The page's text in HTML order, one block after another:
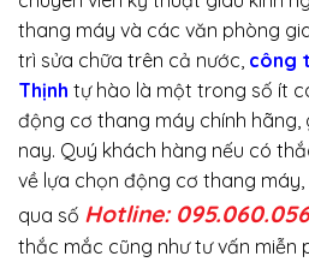
thang máy và các văn phòng
trì sửa chữa trên cả nước, công
Thịnh tự hào là một trong số ít
động cơ thang máy chính hãng,
nay. Quý khách hàng nếu có
về lựa chọn động cơ thang
qua số Hotline: 095.060.056
thắc mắc cũng như tư vấn miễn